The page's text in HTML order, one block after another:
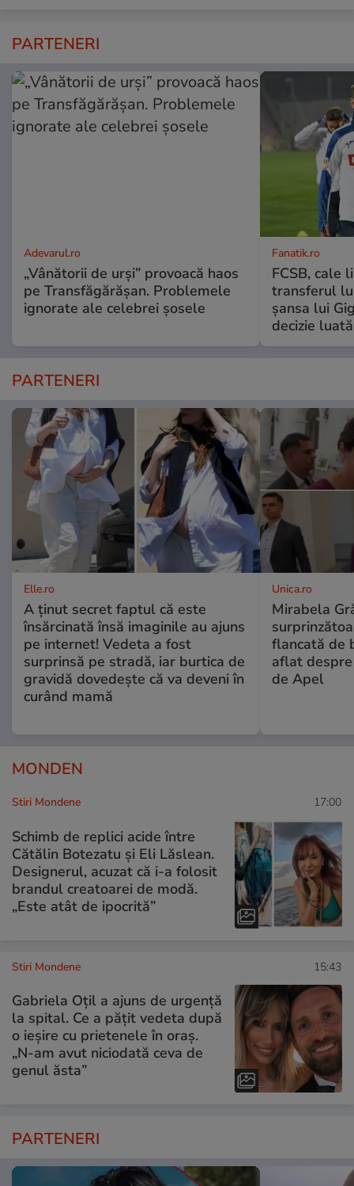
PARTENERI
Adevarul.ro
„Vânătorii de urși” provoacă haos
pe Transfăgărășan. Problemele
ignorate ale celebrei șosele
Fanatik.ro
FCSB, cale
transferul
șansa lui
decizie
PARTENERI
Elle.ro
A ținut secret faptul că este
însărcinată însă imaginile au ajuns
pe internet! Vedeta a fost
surprinsă pe stradă, iar burtica de
gravidă dovedește că va deveni în
curând mamă
Unica.ro
Mirabela
flancată de
aflat
de Apel
MONDEN
Stiri Mondene 17:00
Schimb de replici acide între
Cătălin Botezatu și Eli Lăslean.
Designerul, acuzat că i-a folosit
brandul creatoarei de modă.
„Este atât de ipocrită”
Stiri Mondene 15:43
Gabriela Oțil a ajuns de urgență
la spital. Ce a pățit vedeta după
o ieșire cu prietenele în oraș.
„N-am avut niciodată ceva de
genul ăsta”
PARTENERI